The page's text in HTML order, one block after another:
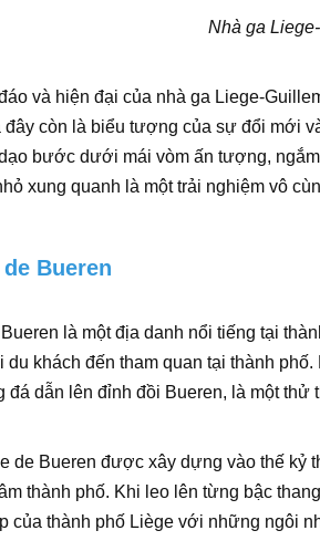
Nhà ga
và hiện đại của nhà ga Liege-
đây còn là biểu tượng của sự đổi mới
bước dưới mái vòm ấn tượng,
xung quanh là một trải nghiệm vô
Bueren
là một địa danh nổi tiếng tại
du khách đến tham quan tại thành
đá dẫn lên đỉnh đồi Bueren, là một
de Bueren được xây dựng vào thế kỷ
thành phố. Khi leo lên từng bậc
của thành phố Liège với những ngôi